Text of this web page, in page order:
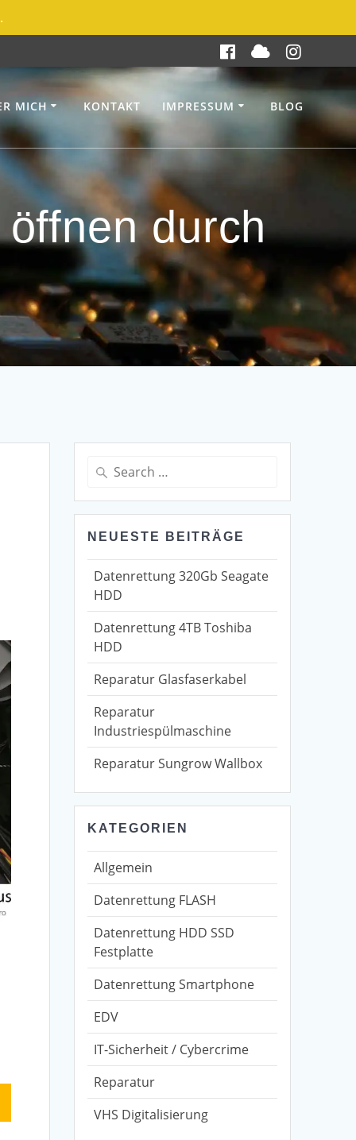
MICH KONTAKT IMPRESSUM BLOG
durch
Search
for:
NEUESTE BEITRÄGE
Datenrettung 320Gb Seagate
HDD
Datenrettung 4TB Toshiba
HDD
Reparatur Glasfaserkabel
Reparatur
Industriespülmaschine
Reparatur Sungrow Wallbox
KATEGORIEN
Allgemein
Datenrettung FLASH
Datenrettung HDD SSD
Festplatte
Datenrettung Smartphone
EDV
IT-Sicherheit / Cybercrime
Reparatur
VHS Digitalisierung